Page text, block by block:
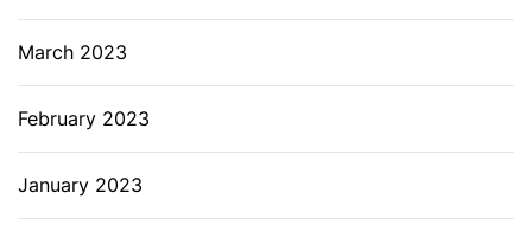
March 2023
February 2023
January 2023